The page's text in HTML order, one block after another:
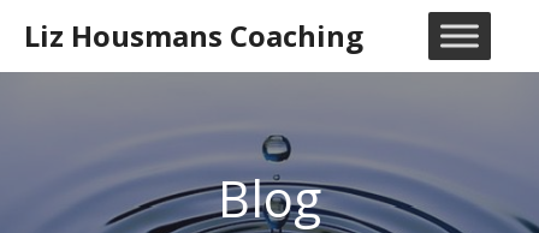
naar
de
Liz Housmans Coaching
Blog